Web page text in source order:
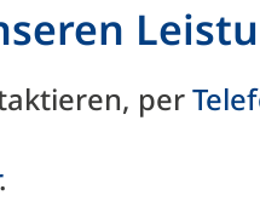
per
.